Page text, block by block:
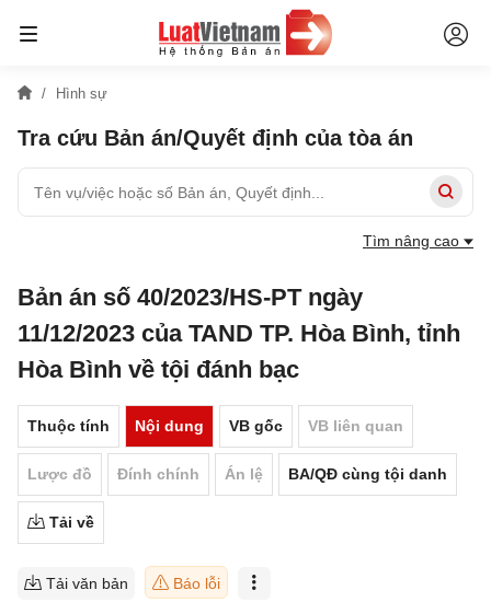
Hình sự
Tra cứu Bản án/Quyết định của tòa án
Tìm nâng cao
Bản án số 40/2023/HS-PT ngày
11/12/2023 của TAND TP. Hòa Bình, tỉnh
Hòa Bình về tội đánh bạc
Thuộc tính Nội dung VB gốc VB liên quan
Lược đồ Đính chính Án lệ BA/QĐ cùng tội danh
Tải về
Tải văn bản Báo lỗi